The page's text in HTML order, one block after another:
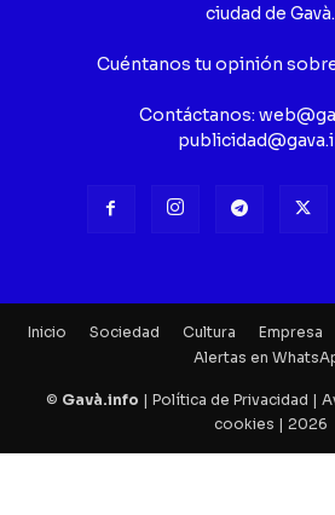
ciudad de Gavà.
Cuéntanos tu opinión
Contáctanos:
Inicio Sociedad Cultura Empresa
Alertas en
© Gavà.info | Política de Privacidad |
cookies | 2026